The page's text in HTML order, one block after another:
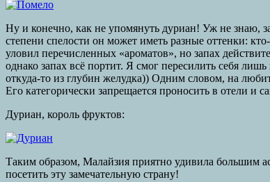
Ну и конечно, как не упомянуть дуриан! Уж не знаю,
степени спелости он может иметь разные оттенки:
уловил перечисленных «ароматов», но запах
однако запах всё портит. Я смог пересилить себя
откуда-то из глубин желудка)) Одним словом, на
Его категорически запрещается проносить в отели и
Дуриан, король фруктов:
Таким образом, Малайзия приятно удивила большим
посетить эту замечательную страну!